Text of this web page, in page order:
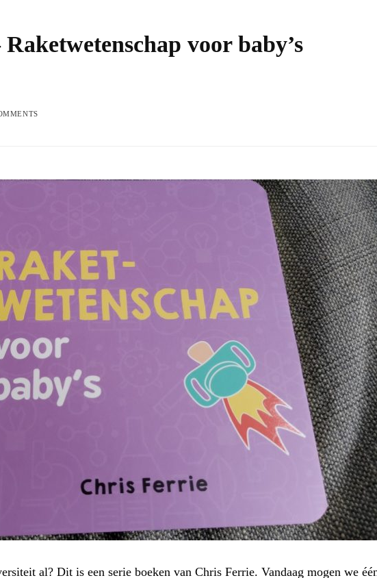
voor baby’s
al? Dit is een serie boeken van Chris Ferrie. Vandaag mogen we